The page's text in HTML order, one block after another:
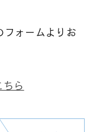
フォームよりお
ちら